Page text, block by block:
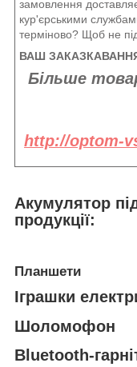
замовлення
кур'єрськими
терміново? Щоб не
ВАШ ЗАКАЗКАВАННЯ
Більше
http://optom-
Акумулятор
продукції:
Планшети
Іграшки
Шоломофон
Bluetooth-